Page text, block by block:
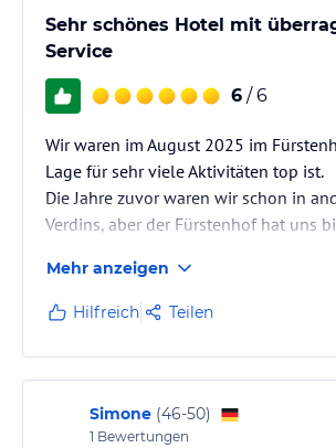
Sehr schönes Hotel mit
Service
6 / 6
Wir waren im August 2025 im
Lage für sehr viele Aktivitäten top ist.
Die Jahre zuvor waren wir schon in
Verdins, aber der Fürstenhof hat uns
Bei der Ankunft wurden wir schon
empfangen.
Das Vorspeisenbuffet am Abend und
Menues waren sehr fein.
Herausragend freundlich und nett
und Bedienungen !!!
Der Chef, seine Frau und die beiden
Mehr anzeigen
Hilfreich Teilen
Simone (46-50)
1 Bewertungen